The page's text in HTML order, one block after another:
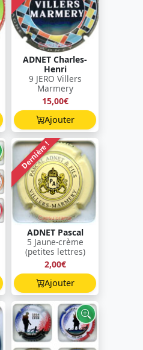
ADNET Charles-
Henri
9 JERO Villers
Marmery
15,00€
Ajouter
Dernière !
ADNET Pascal
5 Jaune-crème
(petites lettres)
2,00€
Ajouter